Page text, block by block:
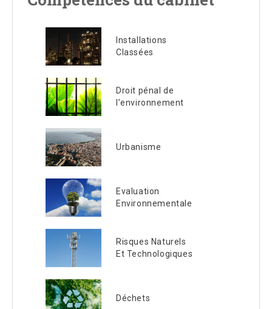
Installations
Classées
Droit pénal de
l’environnement
Urbanisme
Evaluation
Environnementale
Risques Naturels
Et Technologiques
Déchets